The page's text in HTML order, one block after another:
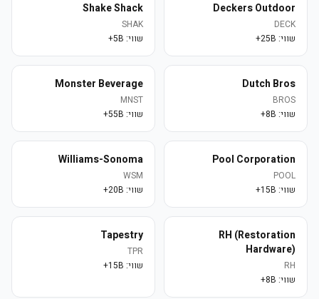
Deckers Outdoor
DECK
שווי: 25B+
Shake Shack
SHAK
שווי: 5B+
Dutch Bros
BROS
שווי: 8B+
Monster Beverage
MNST
שווי: 55B+
Pool Corporation
POOL
שווי: 15B+
Williams-Sonoma
WSM
שווי: 20B+
RH (Restoration
Hardware)
RH
שווי: 8B+
Tapestry
TPR
שווי: 15B+